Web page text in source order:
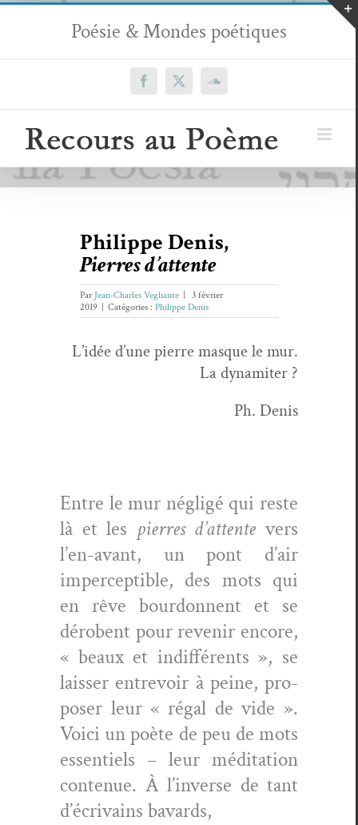
Passer
contenu
Poésie & Mondes poétiques
Facebook
X SoundCloud
Philippe Denis,
Pierres d’attente
Par Jean-Charles Vegliante
3 février
2019
Catégories : Philippe Denis
L’idée d’une pierre masque le mur.
La dynamiter ?
Ph. Denis
Entre le mur nég­ligé qui reste
là et les pier­res d’attentevers
l’en-avant, un pont d’air
imper­cep­ti­ble, des mots qui
en rêve bour­don­nent et se
dérobent pour revenir encore,
« beaux et indif­férents », se
laiss­er entrevoir à peine, pro­
pos­er leur « régal de vide ».
Voici un poète de peu de mots
essen­tiels – leur médi­ta­tion
con­tenue. À l’inverse de tant
d’écrivains bavards,